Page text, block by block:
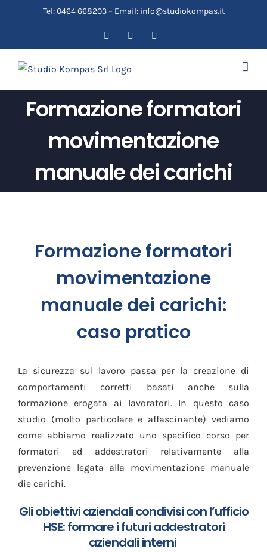
Tel: 0464 668203 – Email: info@studiokompas.it
FacebookYouTube
Formazione formatori
movimentazione
manuale dei carichi
Formazione formatori
movimentazione
manuale dei carichi:
caso pratico
La sicurezza sul lavoro passa per la creazione di
comportamenti corretti basati anche sulla
formazione erogata ai lavoratori. In questo caso
studio (molto particolare e affascinante) vediamo
come abbiamo realizzato uno specifico corso per
formatori ed addestratori relativamente alla
prevenzione legata alla movimentazione manuale
die carichi.
Gli obiettivi aziendali condivisi con l’ufficio
HSE: formare i futuri addestratori
aziendali interni